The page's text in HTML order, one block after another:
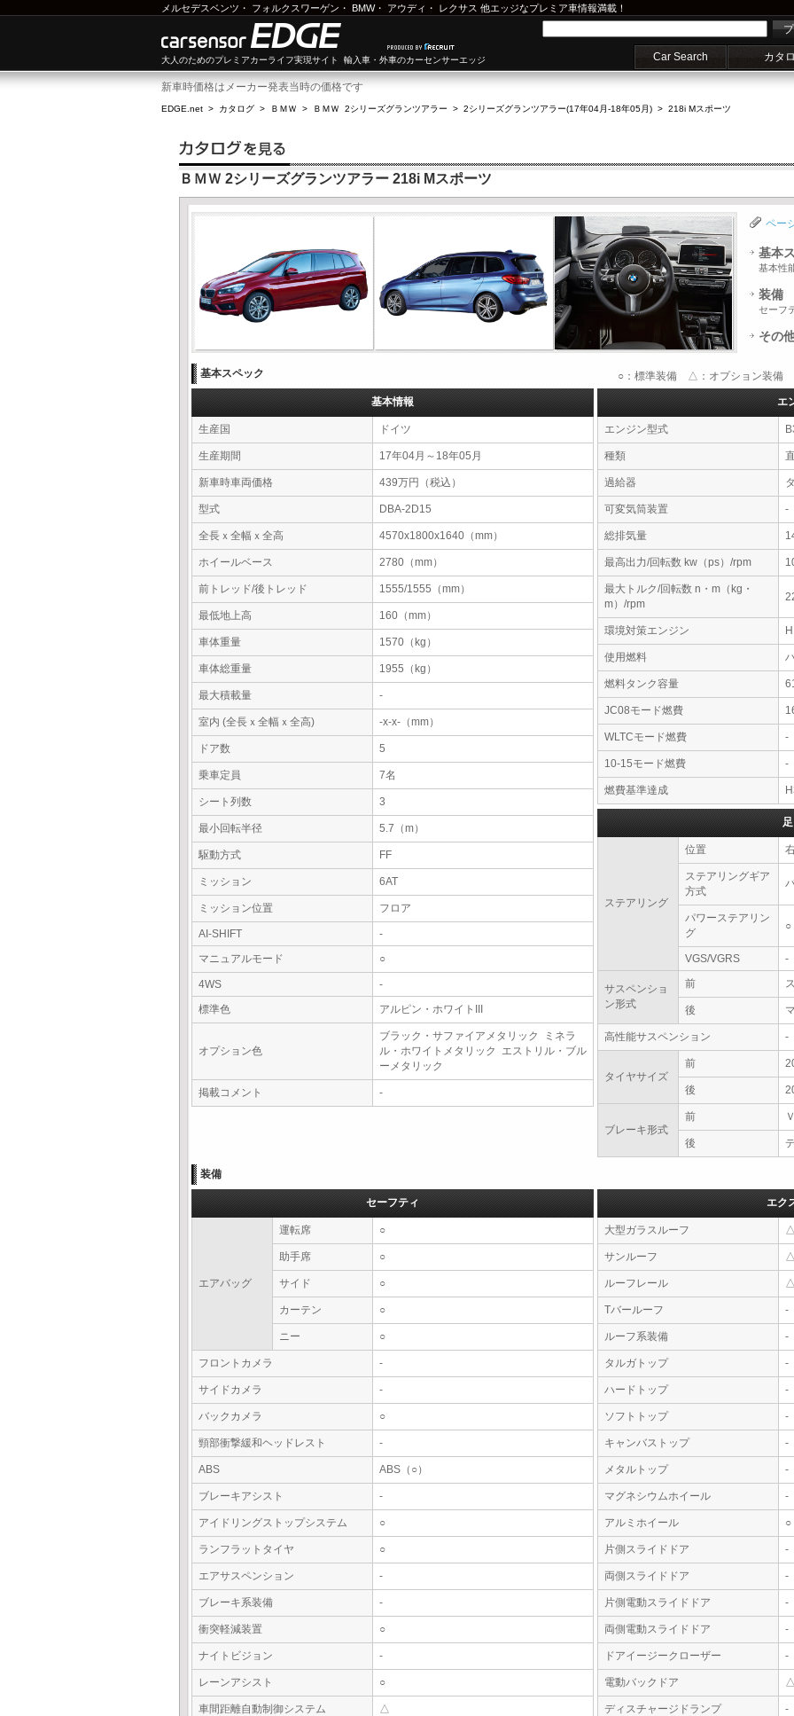
メルセデスベンツ ・ フォルクスワーゲン ・ BMW・ アウディ ・ レクサス 他エッジなプレミア車情報満載！
大人のためのプレミアカーライフ実現サイト 輸入車・外車のカーセンサーエッジ Car Search カタ
新車時価格はメーカー発表当時の価格です
EDGE.net > カタログ > ＢＭＷ > ＢＭＷ 2シリーズグランツアラー > 2シリーズグランツアラー(17年04月-18年05月) > 218i Mスポーツ
ＢＭＷ 2シリーズグランツアラー 218i Mスポーツ
ペー
基本
基本性
装備
セーフ
その
基本スペック ○：標準装備 △：オプション装備 -
基本情報
生産国 ドイツ
生産期間 17年04月～18年05月
新車時車両価格 439万円（税込）
型式 DBA-2D15
全長ｘ全幅ｘ全高 4570x1800x1640（mm）
ホイールベース 2780（mm）
前トレッド/後トレッド 1555/1555（mm）
最低地上高 160（mm）
車体重量 1570（kg）
車体総重量 1955（kg）
最大積載量 -
室内 (全長ｘ全幅ｘ全高) -x-x-（mm）
ドア数 5
乗車定員 7名
シート列数 3
最小回転半径 5.7（m）
駆動方式 FF
ミッション 6AT
ミッション位置 フロア
AI-SHIFT
-
マニュアルモード
○
4WS
-
標準色
アルピン・ホワイトIII
オプション色
ブラック・サファイアメタリック ミネラ
ル・ホワイトメタリック エストリル・ブル
ーメタリック
掲載コメント -
エ
エンジン型式
種類
過給器
可変気筒装置 -
総排気量
最高出力/回転数 kw（ps）/rpm
最大トルク/回転数 n・m（kg・
m）/rpm
環境対策エンジン
使用燃料
燃料タンク容量
JC08モード燃費
WLTCモード燃費 -
10-15モード燃費 -
燃費基準達成
ステアリング
位置
ステアリングギア
方式
パワーステアリン
グ
○
VGS/VGRS -
サスペンショ
ン形式
前
後
高性能サスペンション -
タイヤサイズ
前
後
ブレーキ形式
前
後
装備
セーフティ
エアバッグ
運転席 ○
助手席 ○
サイド ○
カーテン ○
ニー ○
フロントカメラ -
サイドカメラ -
バックカメラ ○
頸部衝撃緩和ヘッドレスト -
ABS ABS（○）
ブレーキアシスト -
アイドリングストップシステム ○
ランフラットタイヤ ○
エアサスペンション -
ブレーキ系装備 -
衝突軽減装置 ○
ナイトビジョン -
レーンアシスト ○
車間距離自動制御システム △
エク
大型ガラスルーフ
サンルーフ
ルーフレール
Tバールーフ -
ルーフ系装備 -
タルガトップ -
ハードトップ -
ソフトトップ -
キャンバストップ -
メタルトップ -
マグネシウムホイール -
アルミホイール ○
片側スライドドア -
両側スライドドア -
片側電動スライドドア -
両側電動スライドドア -
ドアイージークローザー -
電動バックドア
ディスチャージドランプ -